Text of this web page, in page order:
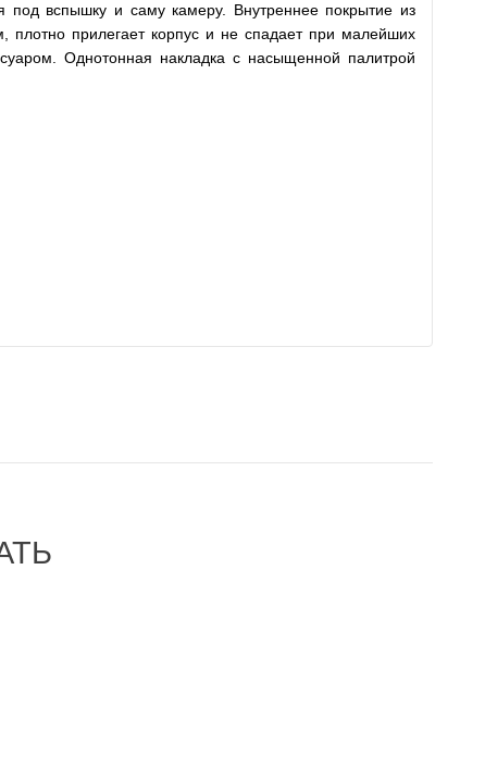
под вспышку и саму камеру. Внутреннее покрытие из
плотно прилегает корпус и не спадает при малейших
Однотонная накладка с насыщенной палитрой